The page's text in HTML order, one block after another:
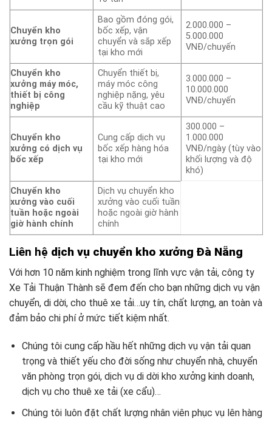
Chuyển kho
xưởng trọn gói
Bao gồm đóng gói,
bốc xếp, vận
chuyển và sắp xếp
tại kho mới
2.000.000 –
5.000.000
VNĐ/chuyến
Chuyển kho
xưởng máy móc,
thiết bị công
nghiệp
Chuyển thiết bị,
máy móc công
nghiệp nặng, yêu
cầu kỹ thuật cao
3.000.000 –
10.000.000
VNĐ/chuyến
Chuyển kho
xưởng có dịch vụ
bốc xếp
Cung cấp dịch vụ
bốc xếp hàng hóa
tại kho mới
300.000 –
1.000.000
VNĐ/ngày (tùy vào
khối lượng và độ
khó)
Chuyển kho
xưởng vào cuối
tuần hoặc ngoài
giờ hành chính
Dịch vụ chuyển kho
xưởng vào cuối tuần
hoặc ngoài giờ hành
chính
Liên hệ dịch vụ chuyển kho xưởng Đà Nẵng
Với hơn 10 năm kinh nghiệm trong lĩnh vực vận tải, công ty
Xe Tải Thuận Thành sẽ đem đến cho bạn những dịch vụ vận
chuyển, di dời, cho thuê xe tải…uy tín, chất lượng, an toàn và
đảm bảo chi phí ở mức tiết kiệm nhất.
Chúng tôi cung cấp hầu hết những dịch vụ vận tải quan
trọng và thiết yếu cho đời sống như chuyển nhà, chuyển
văn phòng trọn gói, dịch vụ di dời kho xưởng kinh doanh,
dịch vụ cho thuê xe tải (xe cẩu)…
Chúng tôi luôn đặt chất lượng nhân viên phục vụ lên hàng